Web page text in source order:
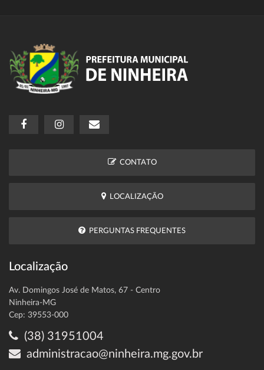
CONTATO
LOCALIZAÇÃO
PERGUNTAS FREQUENTES
Localização
Av. Domingos José de Matos, 67 - Centro
Ninheira-MG
Cep: 39553-000
(38) 31951004
administracao@ninheira.mg.gov.br